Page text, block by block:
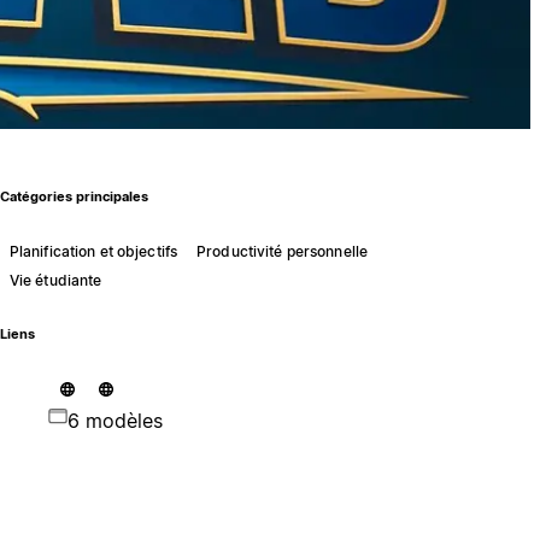
Catégories principales
Planification et objectifs
Productivité personnelle
Vie étudiante
Liens
6 modèles